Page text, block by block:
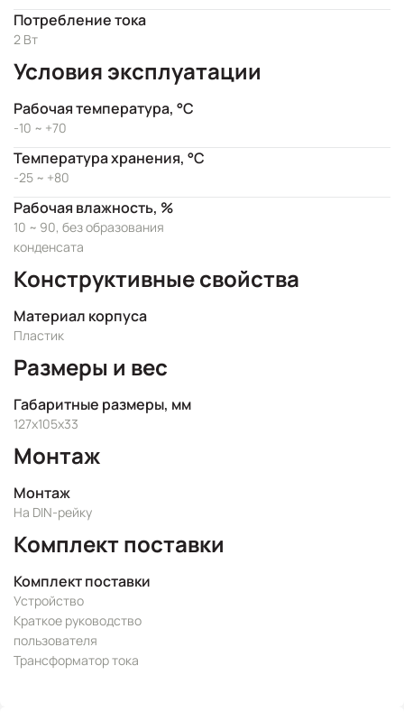
Потребление тока
2 Вт
Условия эксплуатации
Рабочая температура, °C
-10 ~ +70
Температура хранения, °C
-25 ~ +80
Рабочая влажность, %
10 ~ 90, без образования
конденсата
Конструктивные свойства
Материал корпуса
Пластик
Размеры и вес
Габаритные размеры, мм
127х105х33
Монтаж
Монтаж
На DIN-рейку
Комплект поставки
Комплект поставки
Устройство
Краткое руководство
пользователя
Трансформатор тока